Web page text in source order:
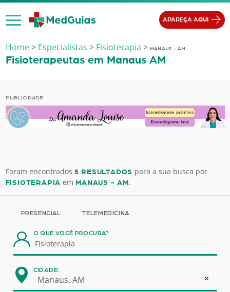
Ir para o conteúdo
APAREÇA AQUI
Home> Especialistas > Fisioterapia > MANAUS - AM
Fisioterapeutas em Manaus AM
PUBLICIDADE:
Foram encontrados 5 RESULTADOS para a sua busca por
FISIOTERAPIA em MANAUS - AM.
PRESENCIAL TELEMEDICINA
O QUE VOCÊ PROCURA?
CIDADE:
×
Manaus, AM